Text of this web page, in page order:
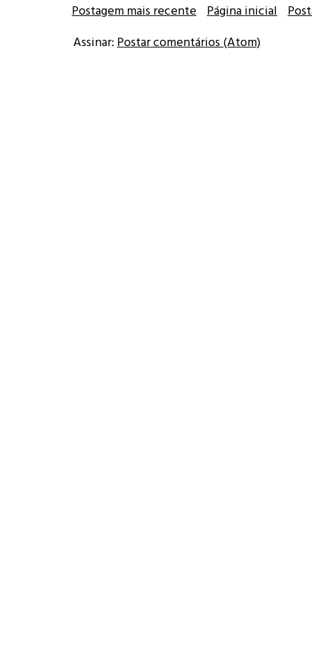
Postagem mais recente Página inicial
Assinar: Postar comentários (Atom)